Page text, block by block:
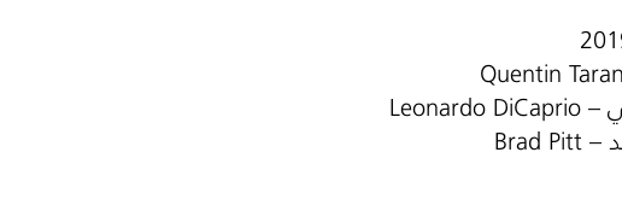
Quentin
–
Leonardo DiCaprio
–
Brad Pitt